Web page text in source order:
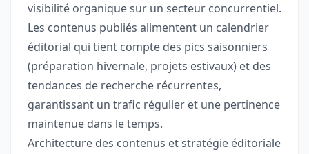
visibilité organique sur un secteur concurrentiel.
Les contenus publiés alimentent un calendrier
éditorial qui tient compte des pics saisonniers
(préparation hivernale, projets estivaux) et des
tendances de recherche récurrentes,
garantissant un trafic régulier et une pertinence
maintenue dans le temps.
Architecture des contenus et stratégie éditoriale